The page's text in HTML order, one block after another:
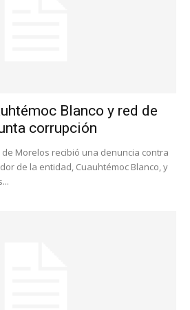
Blanco y red de
corrupción
de Morelos recibió una denuncia contra
de la entidad, Cuauhtémoc Blanco, y